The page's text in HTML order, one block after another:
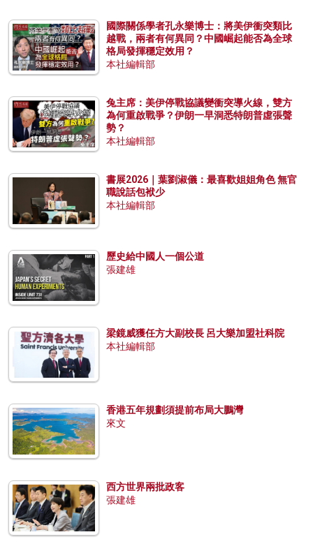
國際關係學者孔永樂博士：將美伊衝突類比
越戰，兩者有何異同？中國崛起能否為全球
格局發揮穩定效用？
本社編輯部
兔主席：美伊停戰協議變衝突導火線，雙方
為何重啟戰爭？伊朗一早洞悉特朗普虛張聲
勢？
本社編輯部
書展2026｜葉劉淑儀：最喜歡姐姐角色 無官
職說話包袱少
本社編輯部
歷史給中國人一個公道
張建雄
梁鏡威獲任方大副校長 呂大樂加盟社科院
本社編輯部
香港五年規劃須提前布局大鵬灣
來文
西方世界兩批政客
張建雄